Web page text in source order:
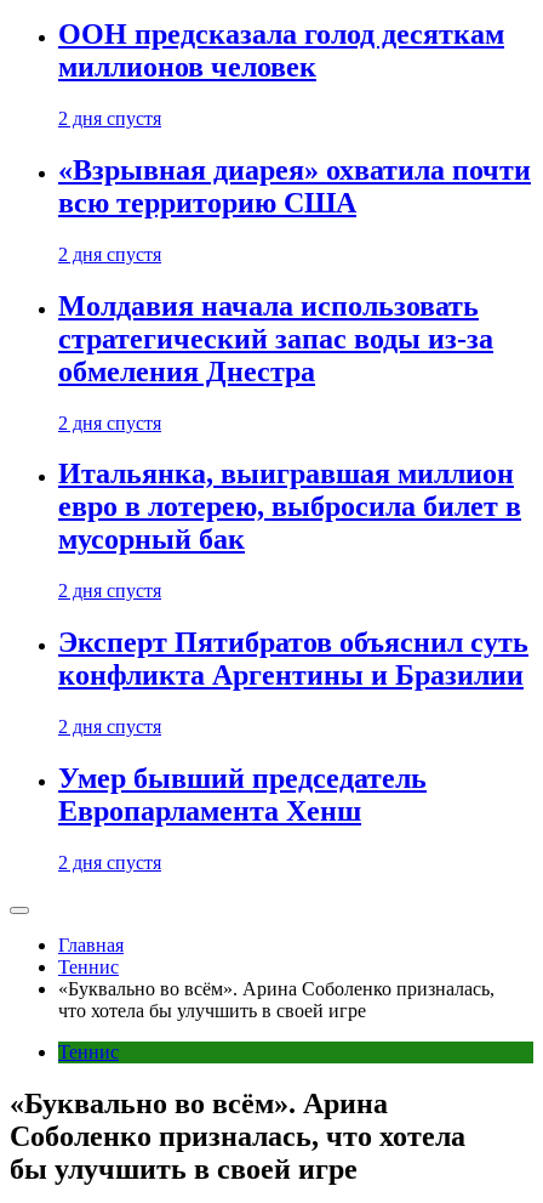
ООН предсказала голод десяткам
миллионов человек
2 дня спустя
«Взрывная диарея» охватила почти
всю территорию США
2 дня спустя
Молдавия начала использовать
стратегический запас воды из-за
обмеления Днестра
2 дня спустя
Итальянка, выигравшая миллион
евро в лотерею, выбросила билет в
мусорный бак
2 дня спустя
Эксперт Пятибратов объяснил суть
конфликта Аргентины и Бразилии
2 дня спустя
Умер бывший председатель
Европарламента Хенш
2 дня спустя
Главная
Теннис
«Буквально во всём». Арина Соболенко призналась,
что хотела бы улучшить в своей игре
Теннис
«Буквально во всём». Арина
Соболенко призналась, что хотела
бы улучшить в своей игре